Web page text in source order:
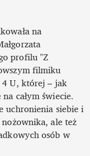
na
profilu "Z
filmiku
4 U, której – jak
całym świecie.
uchronienia siebie i
ale też
osób w